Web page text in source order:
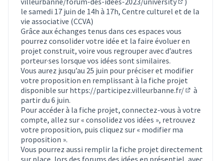
(Lien
le samedi 17 juin de 14h à 17h, Centre culturel et de la
vie associative (CCVA)
Grâce aux échanges tenus dans ces espaces vous
pourrez consolider votre idée et la faire évoluer en
projet construit, voire vous regrouper avec d’autres
porteur·ses lorsque vos idées sont similaires.
Vous aurez jusqu’au 25 juin pour préciser et modifier
votre proposition en remplissant à la fiche projet
disponible sur https://participez.villeurbanne.fr/
à
partir du 6 juin.
Pour accéder à la fiche projet, connectez-vous à votre
compte, allez sur « consolidez vos idées », retrouvez
votre proposition, puis cliquez sur « modifier ma
proposition ».
Vous pourrez aussi remplir la fiche projet directement
sur place, lors des forums des idées en présentiel, avec